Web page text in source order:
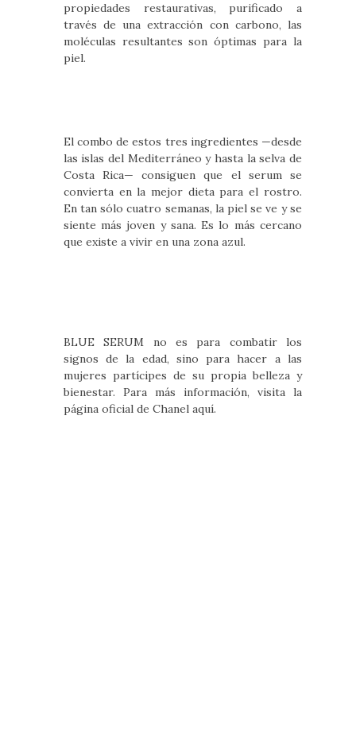
propiedades restaurativas, purificado a
través de una extracción con carbono, las
moléculas resultantes son óptimas para la
piel.
El combo de estos tres ingredientes —desde
las islas del Mediterráneo y hasta la selva de
Costa Rica— consiguen que el serum se
convierta en la mejor dieta para el rostro.
En tan sólo cuatro semanas, la piel se ve y se
siente más joven y sana. Es lo más cercano
que existe a vivir en una zona azul.
BLUE SERUM no es para combatir los
signos de la edad, sino para hacer a las
mujeres partícipes de su propia belleza y
bienestar. Para más información, visita la
página oficial de Chanel aquí.